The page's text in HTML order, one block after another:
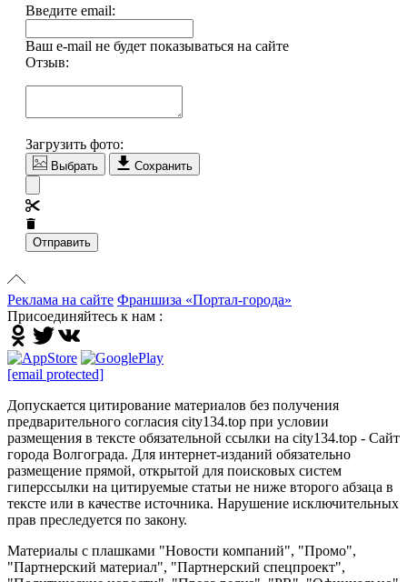
Введите email:
Ваш e-mail не будет показываться на сайте
Отзыв:
Загрузить фото:
Выбрать Сохранить
Отправить
Реклама на сайте Франшиза «Портал-города»
Присоединяйтесь к нам :
[email protected]
Допускается цитирование материалов без получения
предварительного согласия city134.top при условии
размещения в тексте обязательной ссылки на city134.top - Сайт
города Волгограда. Для интернет-изданий обязательно
размещение прямой, открытой для поисковых систем
гиперссылки на цитируемые статьи не ниже второго абзаца в
тексте или в качестве источника. Нарушение исключительных
прав преследуется по закону.
Материалы с плашками "Новости компаний", "Промо",
"Партнерский материал", "Партнерский спецпроект",